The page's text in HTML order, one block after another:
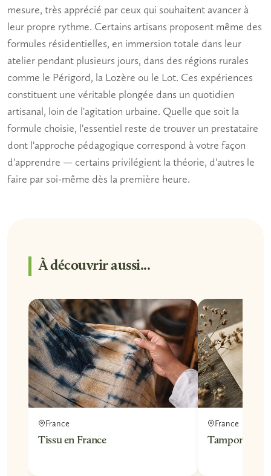
mesure, très apprécié par ceux qui souhaitent avancer à
leur propre rythme. Certains artisans proposent même des
formules résidentielles, en immersion totale dans leur
atelier pendant plusieurs jours, dans des régions rurales
comme le Périgord, la Lozère ou le Lot. Ces expériences
constituent une véritable plongée dans un quotidien
artisanal, loin de l'agitation urbaine. Quelle que soit la
formule choisie, l'essentiel reste de trouver un prestataire
dont l'approche pédagogique correspond à votre façon
d'apprendre — certains privilégient la théorie, d'autres le
faire par soi-même dès la première heure.
À découvrir aussi...
France
Tissu en France
France
Tampons en